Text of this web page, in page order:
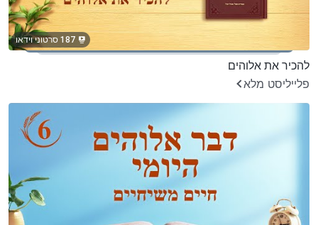
187 סרטוני וידאו
להכיר את אלוהים
פלייליסט מלא